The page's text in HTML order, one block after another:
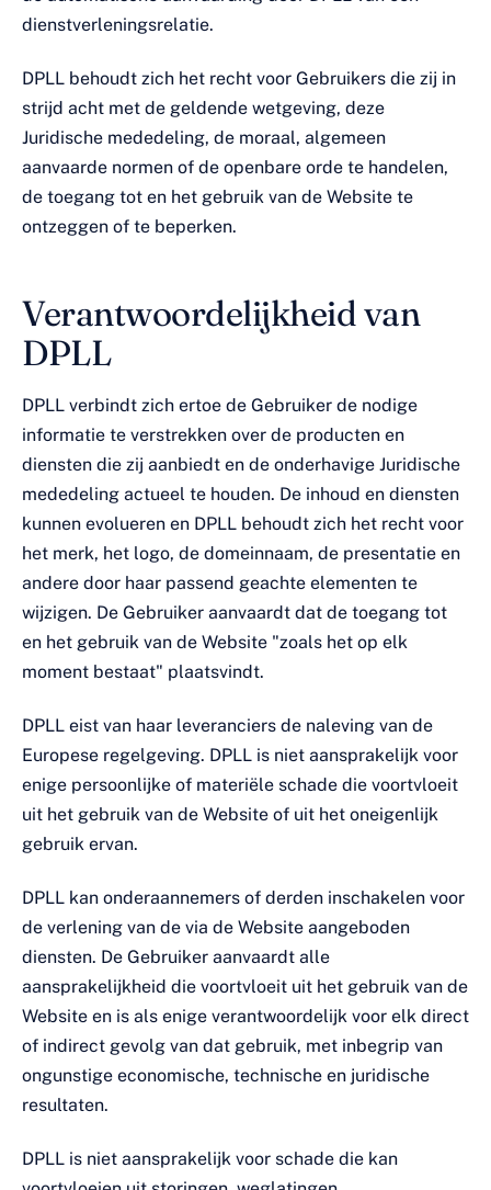
dienstverleningsrelatie.
DPLL behoudt zich het recht voor Gebruikers die zij in
strijd acht met de geldende wetgeving, deze
Juridische mededeling, de moraal, algemeen
aanvaarde normen of de openbare orde te handelen,
de toegang tot en het gebruik van de Website te
ontzeggen of te beperken.
Verantwoordelijkheid van
DPLL
DPLL verbindt zich ertoe de Gebruiker de nodige
informatie te verstrekken over de producten en
diensten die zij aanbiedt en de onderhavige Juridische
mededeling actueel te houden. De inhoud en diensten
kunnen evolueren en DPLL behoudt zich het recht voor
het merk, het logo, de domeinnaam, de presentatie en
andere door haar passend geachte elementen te
wijzigen. De Gebruiker aanvaardt dat de toegang tot
en het gebruik van de Website "zoals het op elk
moment bestaat" plaatsvindt.
DPLL eist van haar leveranciers de naleving van de
Europese regelgeving. DPLL is niet aansprakelijk voor
enige persoonlijke of materiële schade die voortvloeit
uit het gebruik van de Website of uit het oneigenlijk
gebruik ervan.
DPLL kan onderaannemers of derden inschakelen voor
de verlening van de via de Website aangeboden
diensten. De Gebruiker aanvaardt alle
aansprakelijkheid die voortvloeit uit het gebruik van de
Website en is als enige verantwoordelijk voor elk direct
of indirect gevolg van dat gebruik, met inbegrip van
ongunstige economische, technische en juridische
resultaten.
DPLL is niet aansprakelijk voor schade die kan